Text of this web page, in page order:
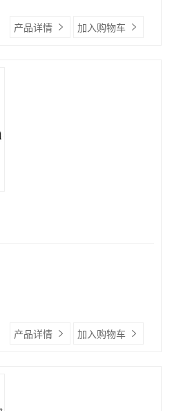
产品详情 加入购物车
产品详情 加入购物车